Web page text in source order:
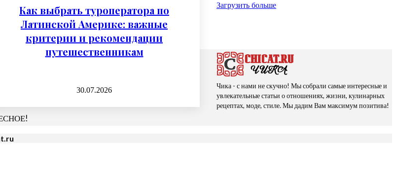
Как выбрать туроператора по
Латинской Америке: важные
критерии и рекомендации
путешественникам
30.07.2026
Загрузить больше
Чика - с нами не скучно! Мы собрали самые интересные и
увлекательные статьи о отношениях, жизни, кулинарных
рецептах, моде, стиле. Мы дадим Вам максимум позитива!